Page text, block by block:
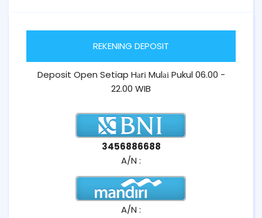
REKENING DEPOSIT
Deposit Open Setiap Hаrі Mulаі Pukul 06.00 -
22.00 WIB
3456886688
A/N :
A/N :